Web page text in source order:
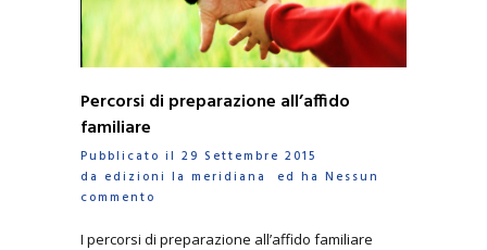
Percorsi di preparazione all’affido
familiare
Pubblicato il 29 Settembre 2015
da edizioni la meridiana ed ha Nessun
commento
I percorsi di preparazione all’affido familiare